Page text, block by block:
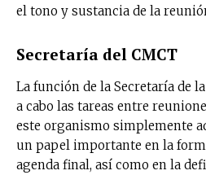
el tono y sustancia de la
Secretaría del CMCT
La función de la Secretaría de
a cabo las tareas entre
este organismo simplemente
un papel importante en la
agenda final, así como en la